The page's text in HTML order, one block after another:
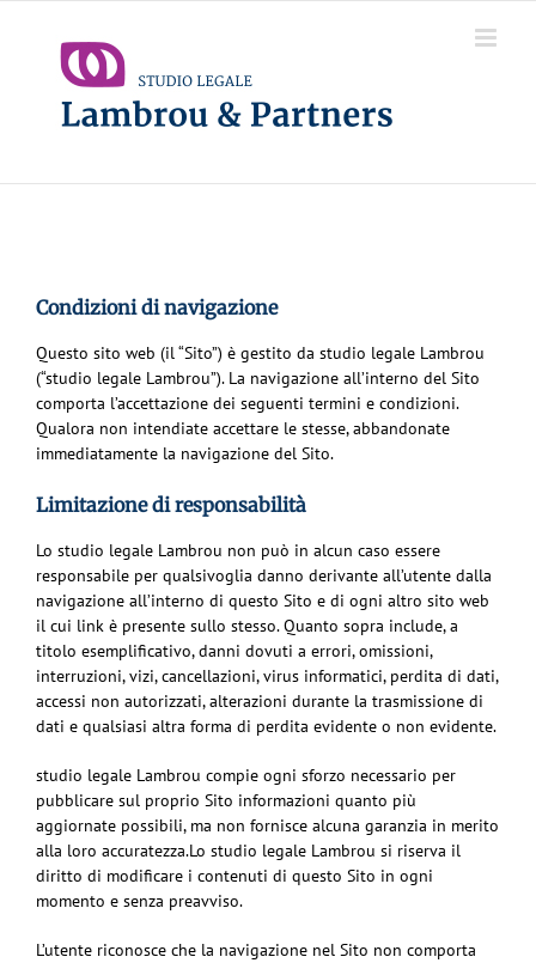
contenuto
Condizioni di navigazione
Questo sito web (il “Sito”) è gestito da studio legale Lambrou
(“studio legale Lambrou”). La navigazione all’interno del Sito
comporta l’accettazione dei seguenti termini e condizioni.
Qualora non intendiate accettare le stesse, abbandonate
immediatamente la navigazione del Sito.
Limitazione di responsabilità
Lo studio legale Lambrou non può in alcun caso essere
responsabile per qualsivoglia danno derivante all’utente dalla
navigazione all’interno di questo Sito e di ogni altro sito web
il cui link è presente sullo stesso. Quanto sopra include, a
titolo esemplificativo, danni dovuti a errori, omissioni,
interruzioni, vizi, cancellazioni, virus informatici, perdita di dati,
accessi non autorizzati, alterazioni durante la trasmissione di
dati e qualsiasi altra forma di perdita evidente o non evidente.
studio legale Lambrou compie ogni sforzo necessario per
pubblicare sul proprio Sito informazioni quanto più
aggiornate possibili, ma non fornisce alcuna garanzia in merito
alla loro accuratezza.Lo studio legale Lambrou si riserva il
diritto di modificare i contenuti di questo Sito in ogni
momento e senza preavviso.
L’utente riconosce che la navigazione nel Sito non comporta